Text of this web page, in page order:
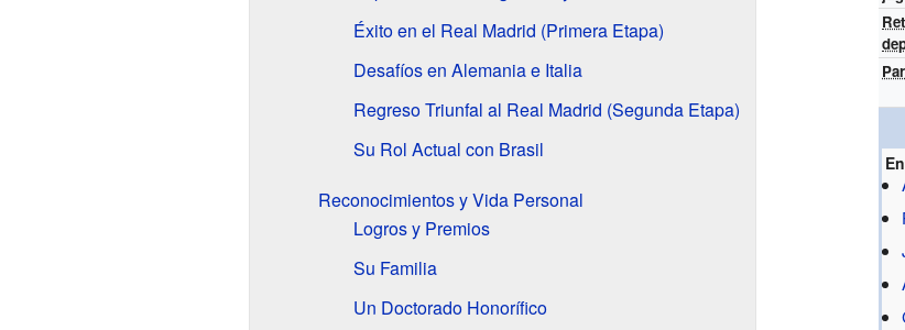
Éxito en el Real Madrid (Primera Etapa)
Desafíos en Alemania e Italia
Regreso Triunfal al Real Madrid (Segunda Etapa)
Su Rol Actual con Brasil
Reconocimientos y Vida Personal
Logros y Premios
Su Familia
Un Doctorado Honorífico